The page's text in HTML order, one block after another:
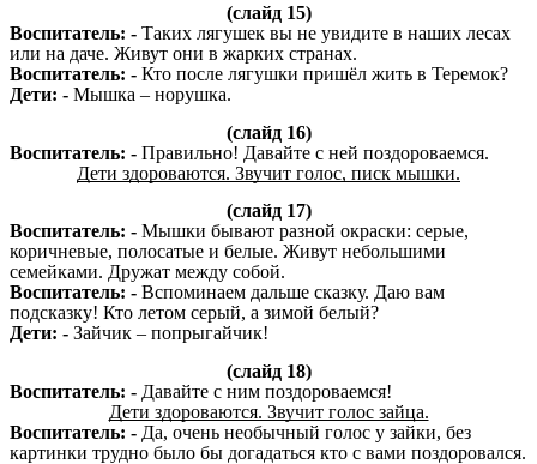
(слайд 15)
Воспитатель: - Таких лягушек вы не увидите в наших лесах
или на даче. Живут они в жарких странах.
Воспитатель: - Кто после лягушки пришёл жить в Теремок?
Дети: - Мышка – норушка.
(слайд 16)
Воспитатель: - Правильно! Давайте с ней поздороваемся.
Дети здороваются. Звучит голос, писк мышки.
(слайд 17)
Воспитатель: - Мышки бывают разной окраски: серые,
коричневые, полосатые и белые. Живут небольшими
семейками. Дружат между собой.
Воспитатель: - Вспоминаем дальше сказку. Даю вам
подсказку! Кто летом серый, а зимой белый?
Дети: - Зайчик – попрыгайчик!
(слайд 18)
Воспитатель: - Давайте с ним поздороваемся!
Дети здороваются. Звучит голос зайца.
Воспитатель: - Да, очень необычный голос у зайки, без
картинки трудно было бы догадаться кто с вами поздоровался.